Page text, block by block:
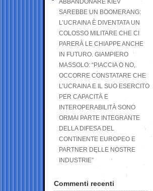
ABBANDONARE KIEV
SAREBBE UN BOOMERANG:
L’UCRAINA È DIVENTATA UN
COLOSSO MILITARE CHE CI
PARERÀ LE CHIAPPE ANCHE
IN FUTURO. GIAMPIERO
MASSOLO: “PIACCIA O NO,
OCCORRE CONSTATARE CHE
L’UCRAINA E IL SUO ESERCITO
PER CAPACITÀ E
INTEROPERABILITÀ SONO
ORMAI PARTE INTEGRANTE
DELLA DIFESA DEL
CONTINENTE EUROPEO E
PARTNER DELLE NOSTRE
INDUSTRIE”
Commenti recenti